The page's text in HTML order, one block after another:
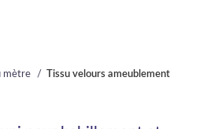
mètre Tissu velours ameublement